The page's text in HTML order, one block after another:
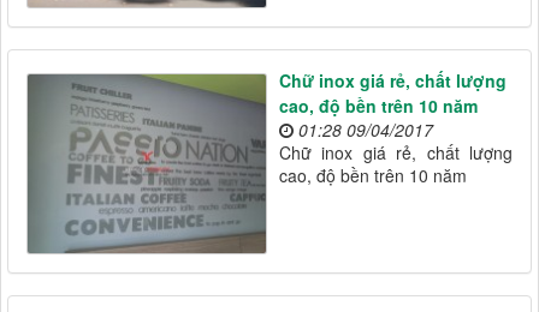
Chữ inox giá rẻ, chất lượng
cao, độ bền trên 10 năm
01:28 09/04/2017
Chữ inox giá rẻ, chất lượng
cao, độ bền trên 10 năm